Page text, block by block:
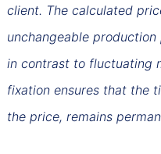
client. The calculated
unchangeable
in contrast to fluctuating
fixation ensures that the
the price, remains